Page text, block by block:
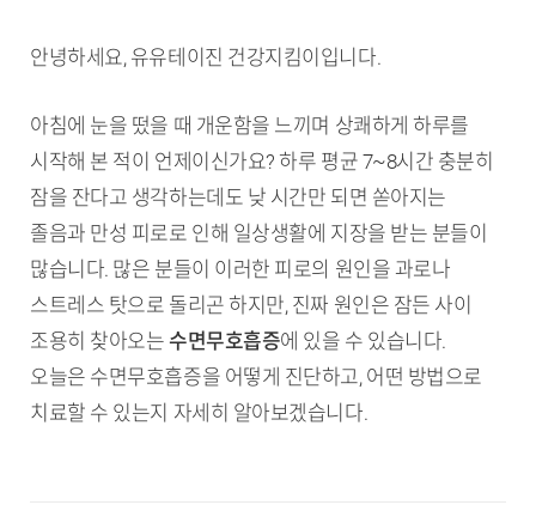
안녕하세요, 유유테이진 건강지킴이입니다.
아침에 눈을 떴을 때 개운함을 느끼며 상쾌하게 하루를
시작해 본 적이 언제이신가요? 하루 평균 7~8시간 충분히
잠을 잔다고 생각하는데도 낮 시간만 되면 쏟아지는
졸음과 만성 피로로 인해 일상생활에 지장을 받는 분들이
많습니다. 많은 분들이 이러한 피로의 원인을 과로나
스트레스 탓으로 돌리곤 하지만, 진짜 원인은 잠든 사이
조용히 찾아오는 수면무호흡증에 있을 수 있습니다.
오늘은 수면무호흡증을 어떻게 진단하고, 어떤 방법으로
치료할 수 있는지 자세히 알아보겠습니다.